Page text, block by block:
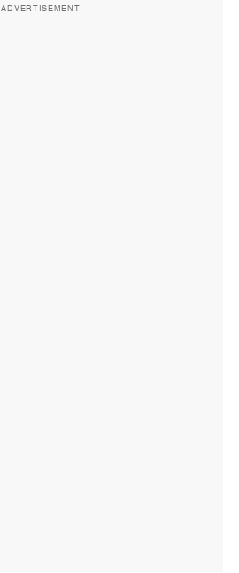
ADVERTISEMENT